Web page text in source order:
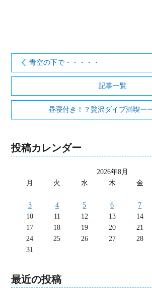
青空の下で・・・・・
記事一覧
昼寝付き！？贅沢ダイブ満喫ー
投稿カレンダー
2026年8月
月
火 水 木 金
3
4 5 6 7
10
11 12 13 14
17
18 19 20 21
24
25 26 27 28
31
最近の投稿